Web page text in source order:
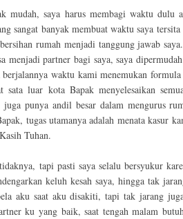
mudah, saya harus membagi waktu dulu
sangat banyak membuat waktu saya
rumah menjadi tanggung jawab
partner bagi saya, saya
waktu kami menemukan
sata luar kota Bapak menyelesaikan
punya andil besar dalam mengurus
tugas utamanya adalah menata kasur
Tuhan.
tapi pasti saya selalu bersyukur
keluh kesah saya, hingga tak
aku saat aku disakiti, tapi tak jarang
ku yang baik, saat tengah malam